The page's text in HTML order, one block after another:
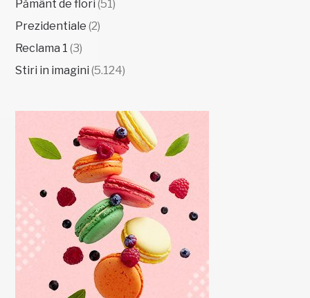
Pământ de flori (51)
Prezidentiale (2)
Reclama 1 (3)
Stiri in imagini (5.124)